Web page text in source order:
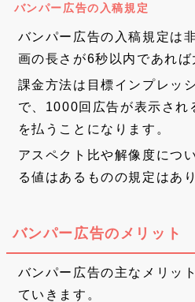
バンパー広告の入稿規定
バンパー広告の入稿規定は
画の長さが6秒以内であれば
課金方法は目標インプレッ
で、1000回広告が表示され
を払うことになります。
アスペクト比や解像度につ
る値はあるものの規定はあ
バンパー広告のメリット
バンパー広告の主なメリッ
ていきます。